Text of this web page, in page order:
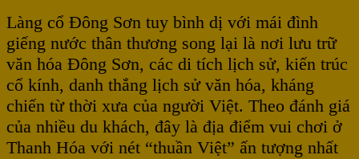
Làng cổ Đông Sơn tuy bình dị với mái đình
giếng nước thân thương song lại là nơi lưu trữ
văn hóa Đông Sơn, các di tích lịch sử, kiến trúc
cổ kính, danh thắng lịch sử văn hóa, kháng
chiến từ thời xưa của người Việt. Theo đánh giá
của nhiều du khách, đây là địa điểm vui chơi ở
Thanh Hóa với nét “thuần Việt” ấn tượng nhất